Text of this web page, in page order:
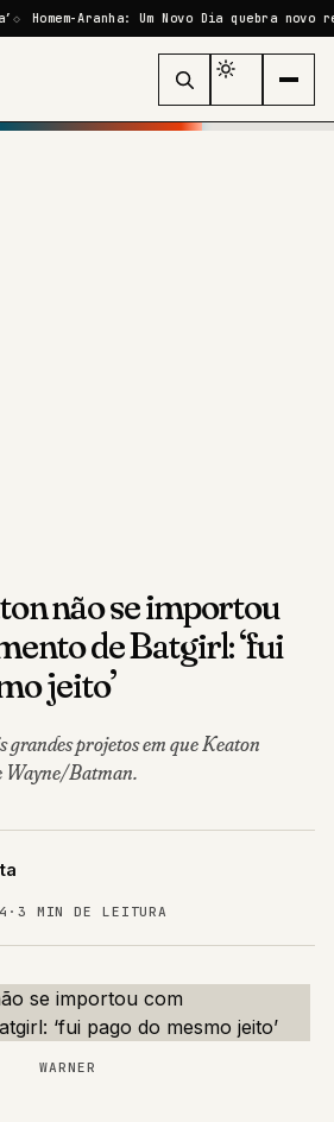
Aranha: Um Novo Dia quebra novo
não se importou
de Batgirl: ‘fui
jeito’
grandes projetos em que Keaton
Batman.
· 3 MIN DE LEITURA
WARNER